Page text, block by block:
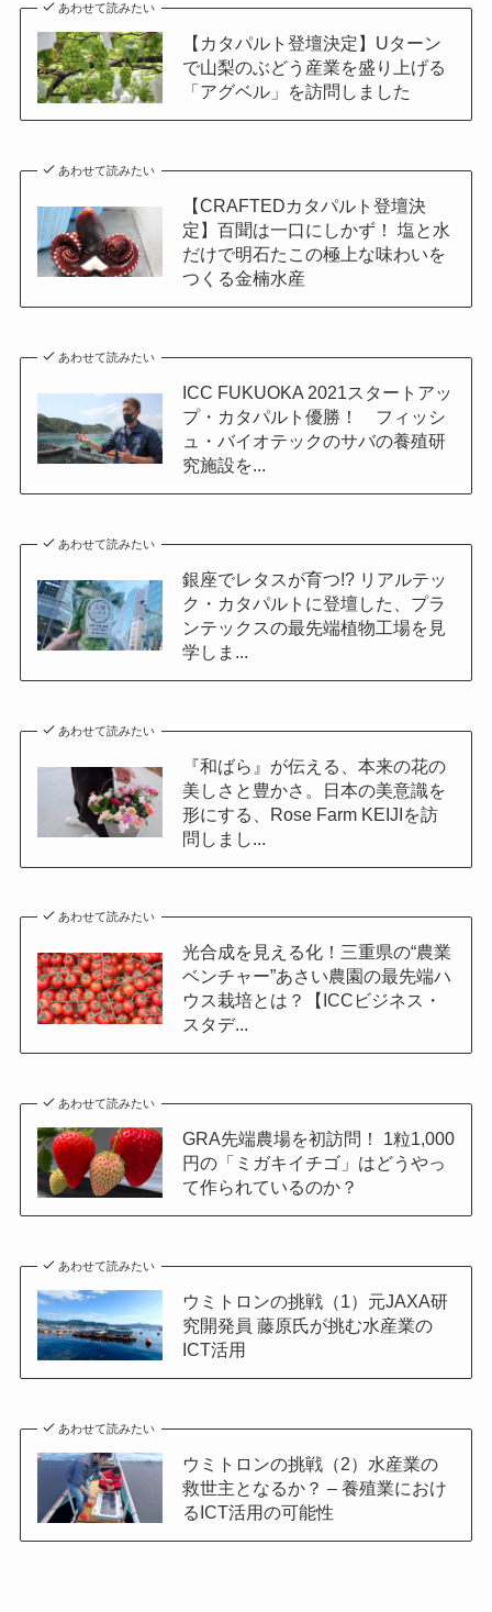
あわせて読みたい
【カタパルト登壇決定】Uターン
で山梨のぶどう産業を盛り上げる
「アグベル」を訪問しました
あわせて読みたい
【CRAFTEDカタパルト登壇決
定】百聞は一口にしかず！ 塩と水
だけで明石たこの極上な味わいを
つくる金楠水産
あわせて読みたい
ICC FUKUOKA 2021スタートアッ
プ・カタパルト優勝！ フィッシ
ュ・バイオテックのサバの養殖研
究施設を...
あわせて読みたい
銀座でレタスが育つ!? リアルテッ
ク・カタパルトに登壇した、プラ
ンテックスの最先端植物工場を見
学しま...
あわせて読みたい
『和ばら』が伝える、本来の花の
美しさと豊かさ。日本の美意識を
形にする、Rose Farm KEIJIを訪
問しまし...
あわせて読みたい
光合成を見える化！三重県の“農業
ベンチャー”あさい農園の最先端ハ
ウス栽培とは？【ICCビジネス・
スタデ...
あわせて読みたい
GRA先端農場を初訪問！ 1粒1,000
円の「ミガキイチゴ」はどうやっ
て作られているのか？
あわせて読みたい
ウミトロンの挑戦（1）元JAXA研
究開発員 藤原氏が挑む水産業の
ICT活用
あわせて読みたい
ウミトロンの挑戦（2）水産業の
救世主となるか？ – 養殖業におけ
るICT活用の可能性